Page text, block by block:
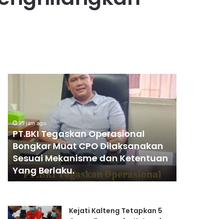
Operasional
CPO Dilaksanakan
dan Ketentuan
PENGGANTIAN
KAPOLRI”KOMPETENSI
ABSOLUT
PRESIDEN”
21 jam ago
PENGGANTIAN
KAPOLRI”KOMPETENSI
PRESIDEN”
Kejati Kalteng Tetapkan 5